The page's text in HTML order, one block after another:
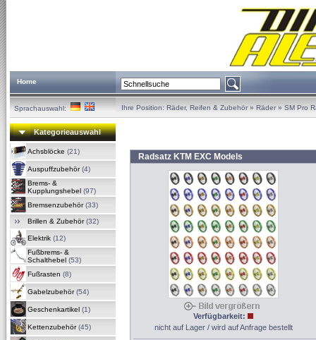
Home
Sprachauswahl: Ihre Position: Räder, Reifen & Zubehör» Räder» SM Pro
Kategorieauswahl
Achsblöcke (21)
Auspuffzubehör(4)
Brems- &
Kupplungshebel (97)
Bremsenzubehör(33)
Brillen & Zubehör(32)
Elektrik (12)
Fußbrems- &
Schalthebel (53)
Fußrasten (8)
Gabelzubehör(54)
Geschenkartikel (1)
Kettenzubehör(45)
Radsatz KTM EXC Models
Verfügbarkeit:
nicht auf Lager / wird auf Anfrage bestellt